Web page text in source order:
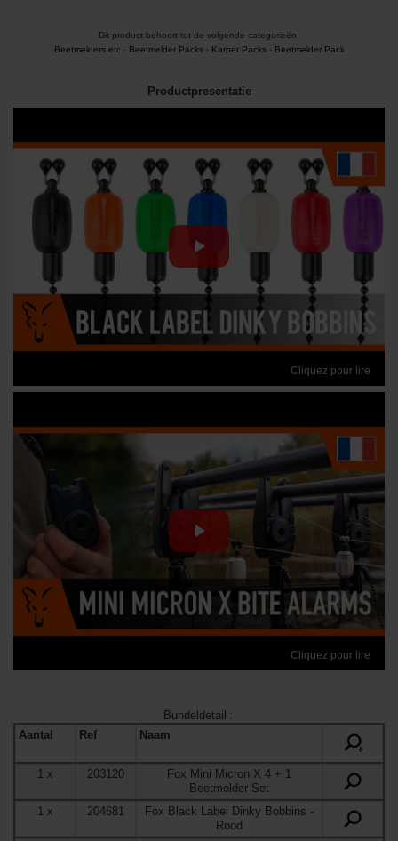
Dit product behoort tot de volgende categorieën:
Beetmelders etc - Beetmelder Packs- Karper Packs- Beetmelder Pack
Productpresentatie
Cliquez pour lire
Cliquez pour lire
Bundeldetail :
Aantal
Ref
Naam
+
1 x 203120
Fox Mini Micron X 4 + 1
Beetmelder Set
1x 204681 Fox Black Label Dinky Bobbins -
Rood